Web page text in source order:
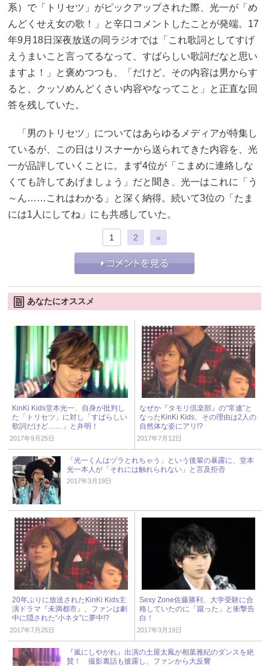
系）で「トリセツ」がピックアップされた際、光一が「め
んどくせえ女の歌！」と辛口コメントしたことが発端。17
年9月18日深夜放送の同ラジオでは「これ歌詞としてすげ
えうまいこと言ってるなって、すばらしい歌詞だなと思い
ますよ！」と褒めつつも、「だけど、その内容は男からす
ると、クッソめんどくさい内容やなってこと」と正直な回
答を残していた。
「男のトリセツ」についてはあらゆるメディアが特集し
ているが、この日はリスナーから送られてきた内容を、光
一が品評していくことに。まず4位が「こまめに連絡しな
くても許してあげましょう」だと聞き、光一はこれに「う
～ん……これはわかる」と深く納得。続いて3位の「たま
には1人にしてね」にも共感していた。
1 2 »
あなたにオススメ
KinKi Kids堂本光一、自身が批判し
た「トリセツ」に対し「すばらしい
歌詞だけど……」と弁明！
2017年9月25日
なぜか『タモリ倶楽部』の“常連”と
なったKinKi Kids、その理由は2人の
自然体な姿にアリ!?
2017年7月12日
「光一くんはヅラとれちゃう」という後輩の暴露に、堂本
光一本人が「それには触れられない」と言及拒否
2017年3月19日
20年ぶりに放送されたKinKi Kids主
演ドラマ『未満都市』、ファンは劇
中に隠された“小ネタ”に夢中!?
2017年7月25日
Sexy Zone佐藤勝利、大学受験に合
格していたのに「蹴った」と衝撃告
白！
2017年3月19日
『嵐にしやがれ』出演の土屋太鳳が相葉雅紀のダンスを絶
賛！ 撮影裏話も披露し、ファンから大反響